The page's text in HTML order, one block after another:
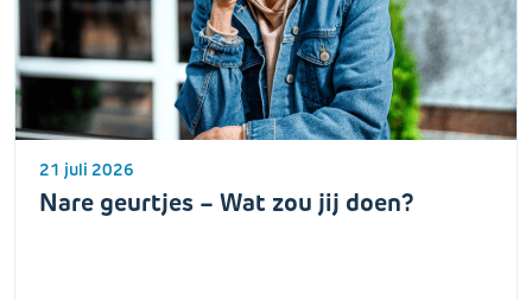
21 juli 2026
Nare geurtjes – Wat zou jij doen?